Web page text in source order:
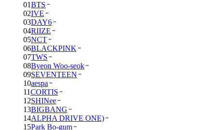
01BTS
02IVE
03DAY6
04RIIZE
05NCT
06BLACKPINK
07TWS
08Byeon Woo-seok
09SEVENTEEN
10aespa
11CORTIS
12SHINee
13BIGBANG
14ALPHA DRIVE ONE)
15Park Bo-gum